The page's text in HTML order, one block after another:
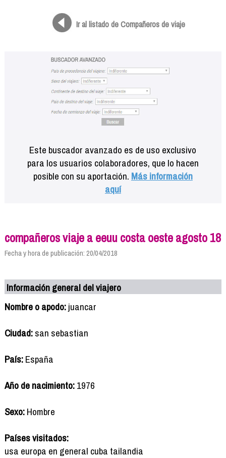
Ir al listado de Compañeros de viaje
Este buscador avanzado es de uso exclusivo
para los usuarios colaboradores, que lo hacen
posible con su aportación. Más información
aquí
compañeros viaje a eeuu costa oeste agosto 18
Fecha y hora de publicación: 20/04/2018
Información general del viajero
Nombre o apodo:juancar
Ciudad:san sebastian
País:España
Año de nacimiento:1976
Sexo:Hombre
Países visitados:
usa europa en general cuba tailandia